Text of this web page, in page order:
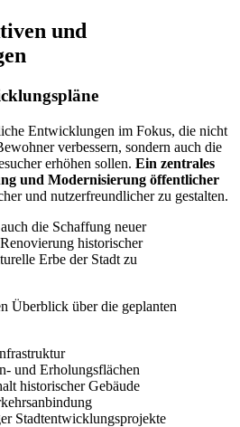
und
Entwicklungen im Fokus, die nicht
verbessern, sondern auch die
erhöhen sollen. Ein zentrales
und Modernisierung öffentlicher
und nutzerfreundlicher zu gestalten.
die Schaffung neuer
historischer
Erbe der Stadt zu
Überblick über die geplanten
und Erholungsflächen
historischer Gebäude
Stadtentwicklungsprojekte